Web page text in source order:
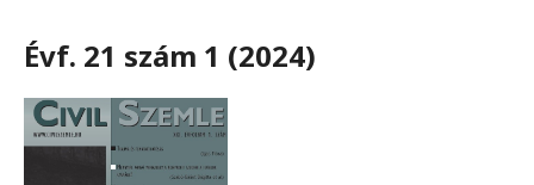
Évf. 21 szám 1 (2024)